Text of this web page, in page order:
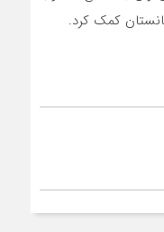
کمک کرد.